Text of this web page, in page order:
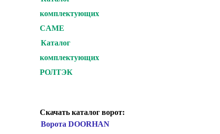
комплектующих
CAME
Каталог
комплектующих
РОЛТЭК
Скачать каталог ворот:
Ворота DOORHAN